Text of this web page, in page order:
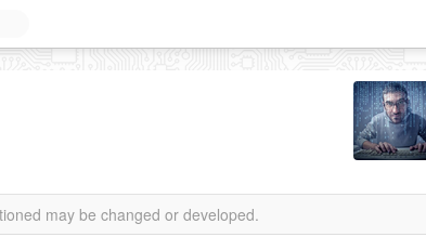
may be changed or developed.